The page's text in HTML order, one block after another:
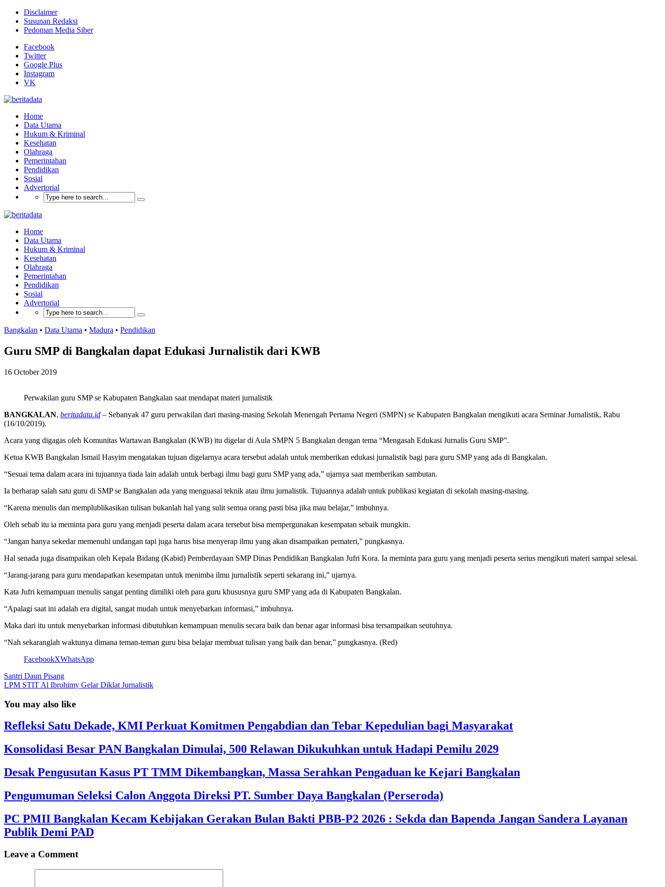
Disclaimer
Susunan Redaksi
Pedoman Media Siber
Facebook
Twitter
Google Plus
Instagram
VK
Home
Data Utama
Hukum & Kriminal
Kesehatan
Olahraga
Pemerintahan
Pendidikan
Sosial
Advertorial
Home
Data Utama
Hukum & Kriminal
Kesehatan
Olahraga
Pemerintahan
Pendidikan
Sosial
Advertorial
Bangkalan • Data Utama • Madura • Pendidikan
Guru SMP di Bangkalan dapat Edukasi Jurnalistik dari KWB
16 October 2019
Perwakilan guru SMP se Kabupaten Bangkalan saat mendapat materi jurnalistik
BANGKALAN, beritadata.id – Sebanyak 47 guru perwakilan dari masing-masing Sekolah Menengah Pertama Negeri (SMPN) se Kabupaten Bangkalan mengikuti acara Seminar Jurnalistik, Rabu
(16/10/2019).
Acara yang digagas oleh Komunitas Wartawan Bangkalan (KWB) itu digelar di Aula SMPN 5 Bangkalan dengan tema “Mengasah Edukasi Jurnalis Guru SMP”.
Ketua KWB Bangkalan Ismail Hasyim mengatakan tujuan digelarnya acara tersebut adalah untuk memberikan edukasi jurnalistik bagi para guru SMP yang ada di Bangkalan.
“Sesuai tema dalam acara ini tujuannya tiada lain adalah untuk berbagi ilmu bagi guru SMP yang ada,” ujarnya saat memberikan sambutan.
Ia berharap salah satu guru di SMP se Bangkalan ada yang menguasai teknik atau ilmu jurnalistik. Tujuannya adalah untuk publikasi kegiatan di sekolah masing-masing.
“Karena menulis dan memplublikasikan tulisan bukanlah hal yang sulit semua orang pasti bisa jika mau belajar,” imbuhnya.
Oleh sebab itu ia meminta para guru yang menjadi peserta dalam acara tersebut bisa mempergunakan kesempatan sebaik mungkin.
“Jangan hanya sekedar memenuhi undangan tapi juga harus bisa menyerap ilmu yang akan disampaikan pemateri,” pungkasnya.
Hal senada juga disampaikan oleh Kepala Bidang (Kabid) Pemberdayaan SMP Dinas Pendidikan Bangkalan Jufri Kora. Ia meminta para guru yang menjadi peserta serius mengikuti materi sampai selesai.
“Jarang-jarang para guru mendapatkan kesempatan untuk menimba ilmu jurnalistik seperti sekarang ini,” ujarnya.
Kata Jufri kemampuan menulis sangat penting dimiliki oleh para guru khususnya guru SMP yang ada di Kabupaten Bangkalan.
“Apalagi saat ini adalah era digital, sangat mudah untuk menyebarkan informasi,” imbuhnya.
Maka dari itu untuk menyebarkan informasi dibutuhkan kemampuan menulis secara baik dan benar agar informasi bisa tersampaikan seutuhnya.
“Nah sekaranglah waktunya dimana teman-teman guru bisa belajar membuat tulisan yang baik dan benar,” pungkasnya. (Red)
FacebookXWhatsApp
Santri Daun Pisang
LPM STIT Al Ibrohimy Gelar Diklat Jurnalistik
You may also like
Refleksi Satu Dekade, KMI Perkuat Komitmen Pengabdian dan Tebar Kepedulian bagi Masyarakat
Konsolidasi Besar PAN Bangkalan Dimulai, 500 Relawan Dikukuhkan untuk Hadapi Pemilu 2029
Desak Pengusutan Kasus PT TMM Dikembangkan, Massa Serahkan Pengaduan ke Kejari Bangkalan
Pengumuman Seleksi Calon Anggota Direksi PT. Sumber Daya Bangkalan (Perseroda)
PC PMII Bangkalan Kecam Kebijakan Gerakan Bulan Bakti PBB-P2 2026 : Sekda dan Bapenda Jangan Sandera Layanan
Publik Demi PAD
Leave a Comment